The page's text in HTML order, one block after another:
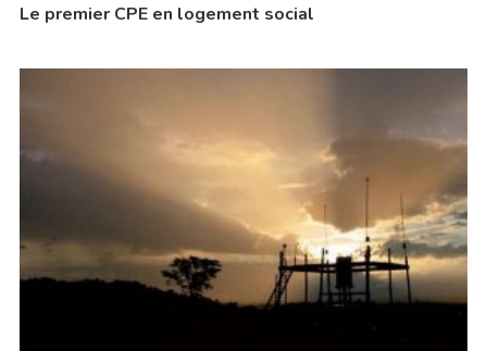
Le premier CPE en logement social